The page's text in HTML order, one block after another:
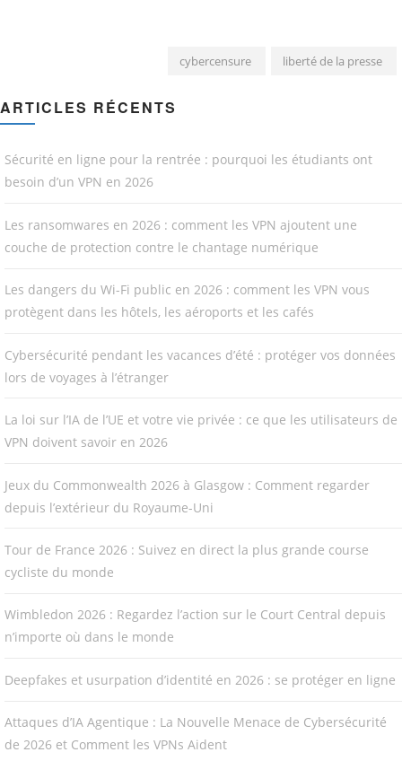
cybercensure liberté de la presse
ARTICLES RÉCENTS
Sécurité en ligne pour la rentrée : pourquoi les étudiants ont
besoin d’un VPN en 2026
Les ransomwares en 2026 : comment les VPN ajoutent une
couche de protection contre le chantage numérique
Les dangers du Wi-Fi public en 2026 : comment les VPN vous
protègent dans les hôtels, les aéroports et les cafés
Cybersécurité pendant les vacances d’été : protéger vos données
lors de voyages à l’étranger
La loi sur l’IA de l’UE et votre vie privée : ce que les utilisateurs de
VPN doivent savoir en 2026
Jeux du Commonwealth 2026 à Glasgow : Comment regarder
depuis l’extérieur du Royaume-Uni
Tour de France 2026 : Suivez en direct la plus grande course
cycliste du monde
Wimbledon 2026 : Regardez l’action sur le Court Central depuis
n’importe où dans le monde
Deepfakes et usurpation d’identité en 2026 : se protéger en ligne
Attaques d’IA Agentique : La Nouvelle Menace de Cybersécurité
de 2026 et Comment les VPNs Aident